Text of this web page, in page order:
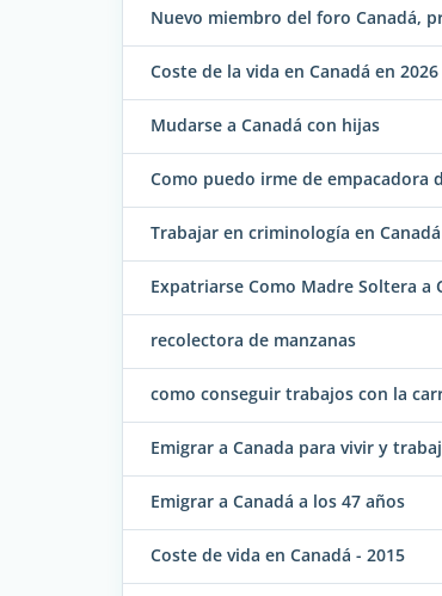
Nuevo miembro del foro Canadá,
Coste de la vida en Canadá en 2026
Mudarse a Canadá con hijas
Como puedo irme de empacadora
Trabajar en criminología en Canadá
Expatriarse Como Madre Soltera a
recolectora de manzanas
como conseguir trabajos con la
Emigrar a Canada para vivir y
Emigrar a Canadá a los 47 años
Coste de vida en Canadá - 2015